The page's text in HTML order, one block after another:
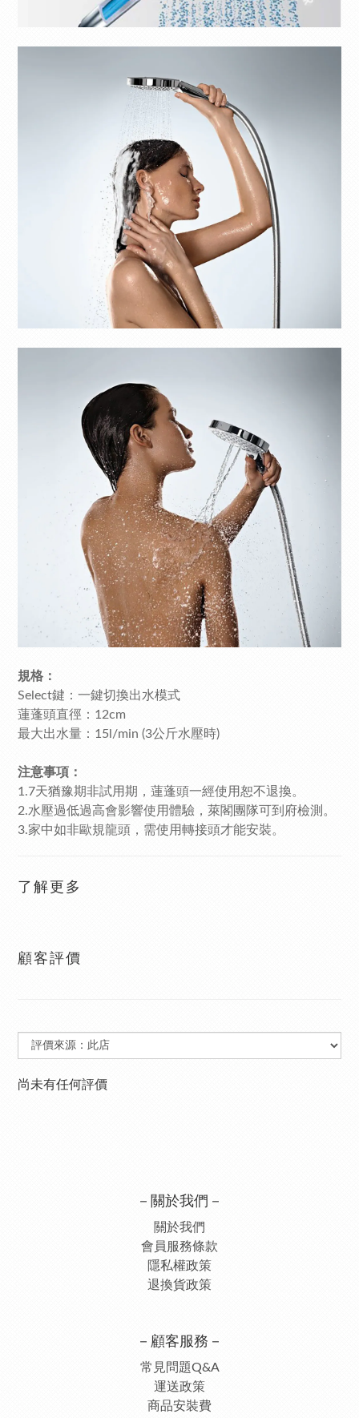
規格：
Select鍵：一鍵切換出水模式
蓮蓬頭直徑：12cm
最大出水量：15l/min (3公斤水壓時)
注意事項：
1.7天猶豫期非試用期，蓮蓬頭一經使用恕不退換。
2.水壓過低過高會影響使用體驗，萊閣團隊可到府檢測。
3.家中如非歐規龍頭，需使用轉接頭才能安裝。
了解更多
顧客評價
尚未有任何評價
－關於我們－
關於我們
會員服務條款
隱私權政策
退換貨政策
－顧客服務－
常見問題Q&A
運送政策
商品安裝費